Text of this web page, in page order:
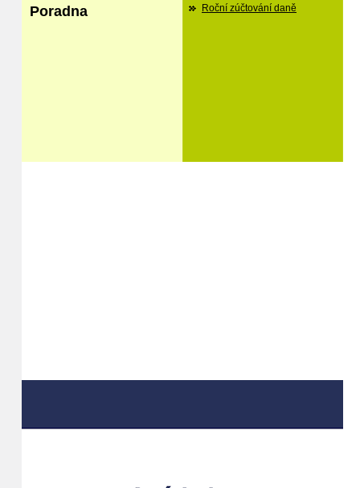
Poradna
Roční zúčtování daně